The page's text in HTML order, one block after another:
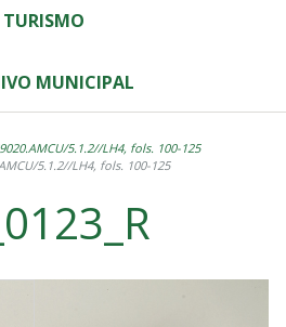
TURISMO
MUNICIPAL
5.1.2//LH4, fols. 100-125
5.1.2//LH4, fols. 100-125